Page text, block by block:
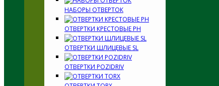
НАБОРЫ ОТВЕРТОК
ОТВЕРТКИ КРЕСТОВЫЕ PH
ОТВЕРТКИ ШЛИЦЕВЫЕ SL
ОТВЕРТКИ POZIDRIV